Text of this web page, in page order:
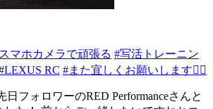
マホカメラで頑張る #写活トレーニン
RC #また宜しくお願いします🙇‍♂️
フォロワーのRED Performanceさんと